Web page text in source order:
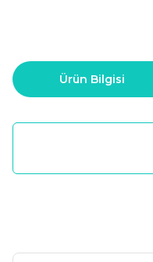
Ürün Bilgisi